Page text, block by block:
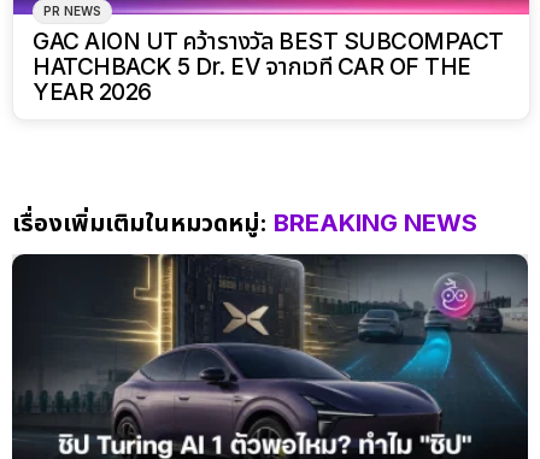
PR NEWS
GAC AION UT คว้ารางวัล BEST SUBCOMPACT
HATCHBACK 5 Dr. EV จากเวที CAR OF THE
YEAR 2026
เรื่องเพิ่มเติมในหมวดหมู่: BREAKING NEWS